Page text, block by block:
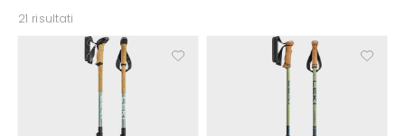
21 risultati